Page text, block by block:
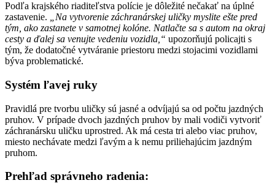
Podľa krajského riaditeľstva polície je dôležité nečakať na úplné
zastavenie.
„Na vytvorenie záchranárskej uličky myslite ešte pred
tým, ako zastanete v samotnej kolóne. Natlačte sa s autom na okraj
cesty a ďalej sa venujte vedeniu vozidla,“ upozorňujú policajti s
tým, že dodatočné vytváranie priestoru medzi stojacimi vozidlami
býva problematické.
Systém ľavej ruky
Pravidlá pre tvorbu uličky sú jasné a odvíjajú sa od počtu jazdných
pruhov. V prípade dvoch jazdných pruhov by mali vodiči vytvoriť
záchranársku uličku uprostred. Ak má cesta tri alebo viac pruhov,
miesto nechávate medzi ľavým a k nemu priliehajúcim jazdným
pruhom.
Prehľad správneho radenia: